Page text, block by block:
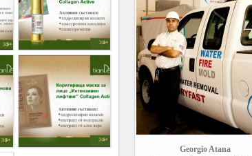
Georgio Atana